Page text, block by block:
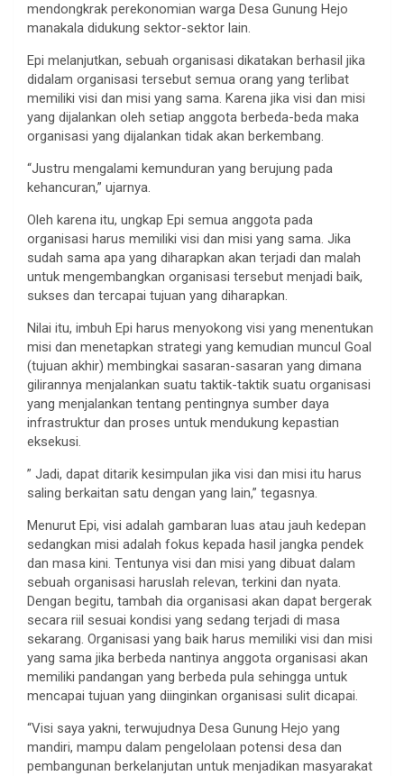
mendongkrak perekonomian warga Desa Gunung Hejo
manakala didukung sektor-sektor lain.
Epi melanjutkan, sebuah organisasi dikatakan berhasil jika
didalam organisasi tersebut semua orang yang terlibat
memiliki visi dan misi yang sama. Karena jika visi dan misi
yang dijalankan oleh setiap anggota berbeda-beda maka
organisasi yang dijalankan tidak akan berkembang.
“Justru mengalami kemunduran yang berujung pada
kehancuran,” ujarnya.
Oleh karena itu, ungkap Epi semua anggota pada
organisasi harus memiliki visi dan misi yang sama. Jika
sudah sama apa yang diharapkan akan terjadi dan malah
untuk mengembangkan organisasi tersebut menjadi baik,
sukses dan tercapai tujuan yang diharapkan.
Nilai itu, imbuh Epi harus menyokong visi yang menentukan
misi dan menetapkan strategi yang kemudian muncul Goal
(tujuan akhir) membingkai sasaran-sasaran yang dimana
gilirannya menjalankan suatu taktik-taktik suatu organisasi
yang menjalankan tentang pentingnya sumber daya
infrastruktur dan proses untuk mendukung kepastian
eksekusi.
” Jadi, dapat ditarik kesimpulan jika visi dan misi itu harus
saling berkaitan satu dengan yang lain,” tegasnya.
Menurut Epi, visi adalah gambaran luas atau jauh kedepan
sedangkan misi adalah fokus kepada hasil jangka pendek
dan masa kini. Tentunya visi dan misi yang dibuat dalam
sebuah organisasi haruslah relevan, terkini dan nyata.
Dengan begitu, tambah dia organisasi akan dapat bergerak
secara riil sesuai kondisi yang sedang terjadi di masa
sekarang. Organisasi yang baik harus memiliki visi dan misi
yang sama jika berbeda nantinya anggota organisasi akan
memiliki pandangan yang berbeda pula sehingga untuk
mencapai tujuan yang diinginkan organisasi sulit dicapai.
“Visi saya yakni, terwujudnya Desa Gunung Hejo yang
mandiri, mampu dalam pengelolaan potensi desa dan
pembangunan berkelanjutan untuk menjadikan masyarakat